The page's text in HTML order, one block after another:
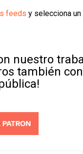
feeds y selecciona
nuestro
también